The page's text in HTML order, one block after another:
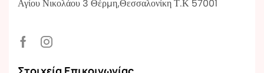
Αγίου Νικολάου 3 Θέρμη,Θεσσαλονίκη Τ.Κ 57001